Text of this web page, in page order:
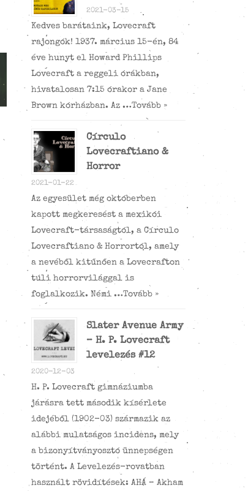
2021-03-15
Kedves barátaink, Lovecraft
rajongók! 1937. március 15-én, 84
éve hunyt el Howard Phillips
Lovecraft a reggeli órákban,
hivatalosan 7:15 órakor a Jane
Brown kórházban. Az …Tovább »
Círculo
Lovecraftiano &
Horror
2021-01-22
Az egyesület még októberben
kapott megkeresést a mexikói
Lovecraft-társaságtól, a Círculo
Lovecraftiano & Horrortól, amely
a nevéből kitűnően a Lovecrafton
túli horrorvilággal is
foglalkozik. Némi …Tovább »
Slater Avenue Army
– H. P. Lovecraft
levelezés #12
2020-12-03
H. P. Lovecraft gimnáziumba
járásra tett második kísérlete
idejéből (1902-03) származik az
alábbi mulatságos incidens, mely
a bizonyítványosztó ünnepségen
történt. A Levelezés-rovatban
használt rövidítések: AHÁ – Akham